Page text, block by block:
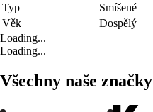
Typ
Smíšené
Věk
Dospělý
Loading...
Loading...
Všechny naše značky